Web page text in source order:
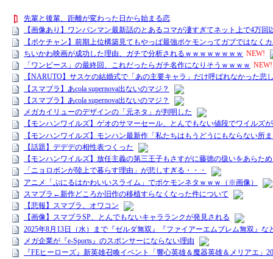
先輩と後輩、距離が変わった日から始まる恋
【画像あり】ワンパンマン最新話のとあるコマが凄すぎてネット上で4万回
【ポケチャン】前期上位構築見てもやっぱ最強ポケモンってガブではなく
ちいかわ映画が成功した理由、ガチで分析されるｗｗｗｗｗｗｗｗ NEW!
「ワンピース」の最終回、これだったらガチ名作になりそうｗｗｗｗ NEW!
【NARUTO】サスケの結婚式で「あの主要キャラ」だけ呼ばれなかった悲
【スマブラ】あcola supernova出ないのマジ？
【スマブラ】あcola supernova出ないのマジ？
メガカイリューのデザインの「元ネタ」が判明した
【モンハンワイルズ】ゲオのサマーセール、とんでもない値段でワイルズ
【モンハンワイルズ】モンハン最新作「私たちはもうどうにもならない所
【話題】デデデの相性表つくった
【モンハンワイルズ】放任主義の第三王子もさすがに藤徳の扱いをあらた
「ニョロボンが陸上で暮らす理由」が悲しすぎる・・・
アニメ「ぷにるはかわいいスライム」でポケモンネタｗｗｗ（※画像）
スマブラ←新作どころか旧作の移植すらなくなった件について
【悲報】スマブラ、オワコン
【画像】スマブラSP、とんでもないキャラランクが発見される
2025年8月13日（水）まで『ゼルダ無双』『ファイアーエムブレム無双』
メガ企業が『e-Sports』のスポンサーにならない理由
『FEヒーローズ』新英雄召喚イベント「響心英雄＆魔器英雄＆メリアエ」